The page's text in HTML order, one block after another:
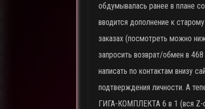
обдумывалась ранее в плане
вводится дополнение к
заказах (посмотреть можно
запросить возврат/обмен в
написать по контактам внизу
подтверждения личности. А
ГИГА-КОМПЛЕКТА 6 в 1 (вся Z-